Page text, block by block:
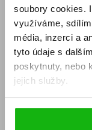
soubory cookies.
využíváme,
média, inzerci a
tyto údaje s
poskytnuty, nebo
jejich služby.
E-SHOP
Aktuality
Naši autoři
Obchodní podmínky
Jak nakoupit